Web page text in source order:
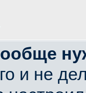
и не